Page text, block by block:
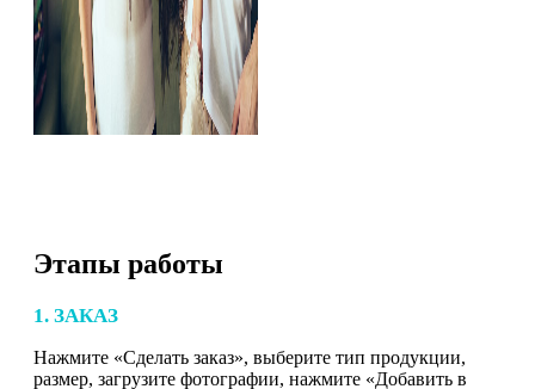
Этапы работы
1. ЗАКАЗ
Нажмите «Сделать заказ», выберите тип продукции,
размер, загрузите фотографии, нажмите «Добавить в